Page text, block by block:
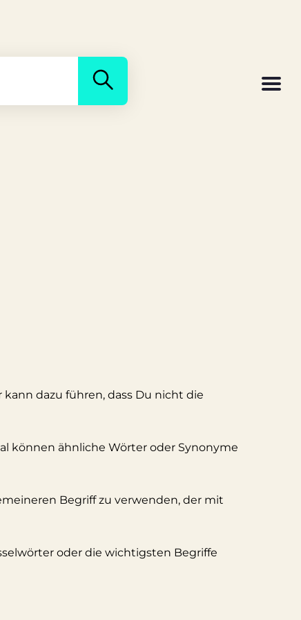
dazu führen, dass Du nicht die
können ähnliche Wörter oder Synonyme
Begriff zu verwenden, der mit
oder die wichtigsten Begriffe